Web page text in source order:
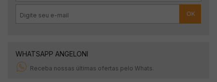
OK
WHATSAPP ANGELONI
Receba nossas últimas ofertas pelo Whats.